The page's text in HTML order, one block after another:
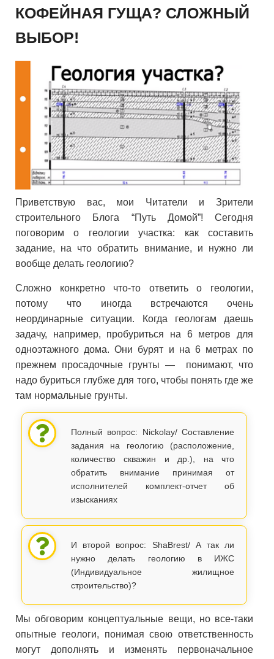
КОФЕЙНАЯ ГУЩА? СЛОЖНЫЙ
ВЫБОР!
Приветствую вас, мои Читатели и Зрители
строительного Блога “Путь Домой”! Сегодня
поговорим о геологии участка: как составить
задание, на что обратить внимание, и нужно ли
вообще делать геологию?
Сложно конкретно что-то ответить о геологии,
потому что иногда встречаются очень
неординарные ситуации. Когда геологам даешь
задачу, например, пробуриться на 6 метров для
одноэтажного дома. Они бурят и на 6 метрах по
прежнем просадочные грунты — понимают, что
надо буриться глубже для того, чтобы понять где же
там нормальные грунты.
Полный вопрос: Nickolay/ Составление
задания на геологию (расположение,
количество скважин и др.), на что
обратить внимание принимая от
исполнителей комплект-отчет об
изысканиях
И второй вопрос: ShaBrest/ А так ли
нужно делать геологию в ИЖС
(Индивидуальное жилищное
строительство)?
Мы обговорим концептуальные вещи, но все-таки
опытные геологи, понимая свою ответственность
могут дополнять и изменять первоначальное